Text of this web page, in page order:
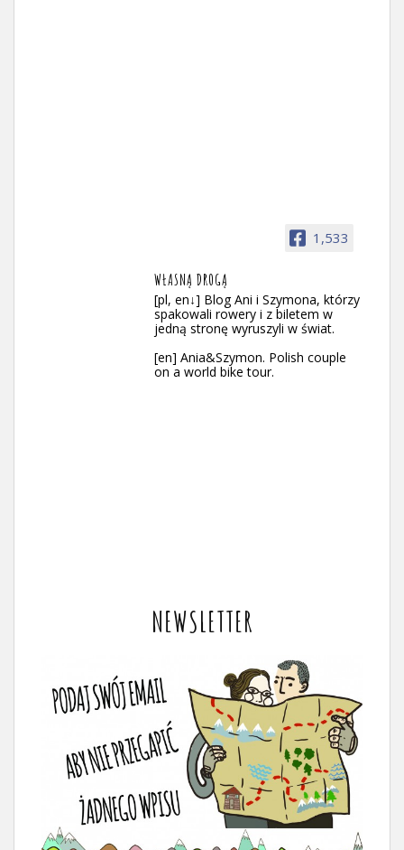
1,533
WŁASNĄ DROGĄ
[pl, en↓] Blog Ani i Szymona, którzy
spakowali rowery i z biletem w
jedną stronę wyruszyli w świat.
[en] Ania&Szymon. Polish couple
on a world bike tour.
NEWSLETTER